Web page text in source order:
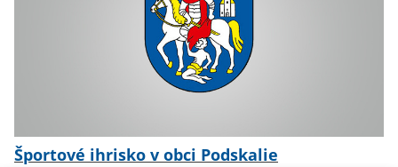
Športové ihrisko v obci Podskalie